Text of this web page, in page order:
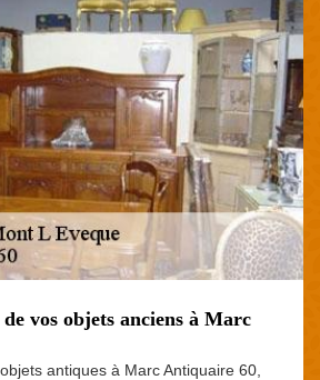
vos objets anciens à Marc
antiques à Marc Antiquaire 60,